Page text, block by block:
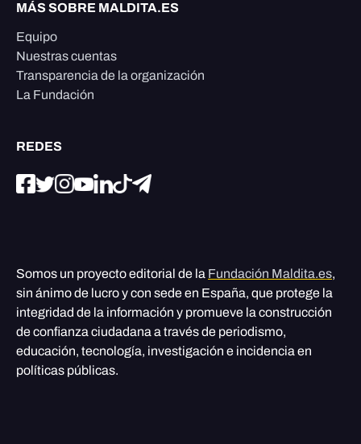
MÁS SOBRE MALDITA.ES
Equipo
Nuestras cuentas
Transparencia de la organización
La Fundación
REDES
Somos un proyecto editorial de la Fundación Maldita.es,
sin ánimo de lucro y con sede en España, que protege la
integridad de la información y promueve la construcción
de confianza ciudadana a través de periodismo,
educación, tecnología, investigación e incidencia en
políticas públicas.